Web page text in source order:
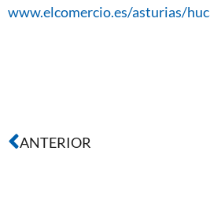
www.elcomercio.es/asturias/
ANTERIOR